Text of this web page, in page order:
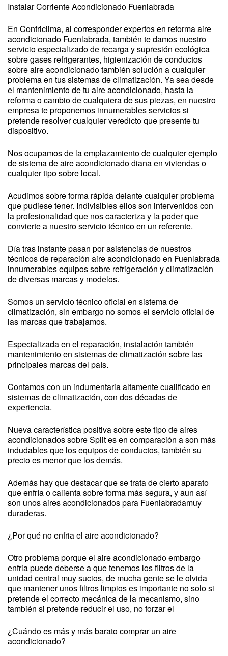
Instalar Corriente Acondicionado Fuenlabrada
En Confriclima, al corresponder expertos en reforma aire
acondicionado Fuenlabrada, también te damos nuestro
servicio especializado de recarga y supresión ecológica
sobre gases refrigerantes, higienización de conductos
sobre aire acondicionado también solución a cualquier
problema en tus sistemas de climatización. Ya sea desde
el mantenimiento de tu aire acondicionado, hasta la
reforma o cambio de cualquiera de sus piezas, en nuestro
empresa te proponemos innumerables servicios si
pretende resolver cualquier veredicto que presente tu
dispositivo.
Nos ocupamos de la emplazamiento de cualquier ejemplo
de sistema de aire acondicionado diana en viviendas o
cualquier tipo sobre local.
Acudimos sobre forma rápida delante cualquier problema
que pudiese tener. Indivisibles ellos son intervenidos con
la profesionalidad que nos caracteriza y la poder que
convierte a nuestro servicio técnico en un referente.
Día tras instante pasan por asistencias de nuestros
técnicos de reparación aire acondicionado en Fuenlabrada
innumerables equipos sobre refrigeración y climatización
de diversas marcas y modelos.
Somos un servicio técnico oficial en sistema de
climatización, sin embargo no somos el servicio oficial de
las marcas que trabajamos.
Especializada en el reparación, instalación también
mantenimiento en sistemas de climatización sobre las
principales marcas del país.
Contamos con un indumentaria altamente cualificado en
sistemas de climatización, con dos décadas de
experiencia.
Nueva característica positiva sobre este tipo de aires
acondicionados sobre Split es en comparación a son más
indudables que los equipos de conductos, también su
precio es menor que los demás.
Además hay que destacar que se trata de cierto aparato
que enfría o calienta sobre forma más segura, y aun así
son unos aires acondicionados para Fuenlabradamuy
duraderas.
¿Por qué no enfria el aire acondicionado?
Otro problema porque el aire acondicionado embargo
enfria puede deberse a que tenemos los filtros de la
unidad central muy sucios, de mucha gente se le olvida
que mantener unos filtros limpios es importante no solo si
pretende el correcto mecánica de la mecanismo, sino
también si pretende reducir el uso, no forzar el
¿Cuándo es más y más barato comprar un aire
acondicionado?